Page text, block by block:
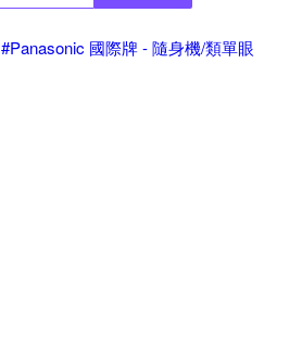
#Panasonic 國際牌 - 隨身機/類單眼